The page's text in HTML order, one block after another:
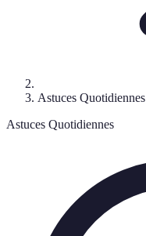
Astuces Quotidiennes
Astuces Quotidiennes